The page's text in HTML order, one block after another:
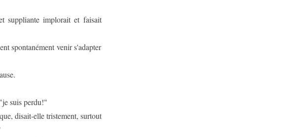
suppliante implorait et faisait
spontanément venir s'adapter
suis perdu!"
disait-elle tristement, surtout